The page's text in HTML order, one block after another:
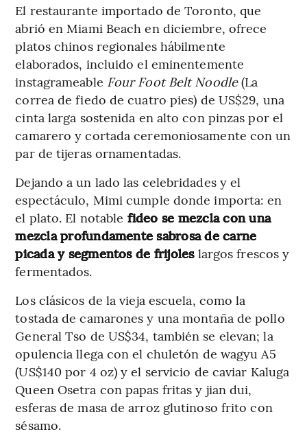
El restaurante importado de Toronto, que
abrió en Miami Beach en diciembre, ofrece
platos chinos regionales hábilmente
elaborados, incluido el eminentemente
instagrameable Four Foot Belt Noodle(La
correa de fiedo de cuatro pies) de US$29, una
cinta larga sostenida en alto con pinzas por el
camarero y cortada ceremoniosamente con un
par de tijeras ornamentadas.
Dejando a un lado las celebridades y el
espectáculo, Mimi cumple donde importa: en
el plato. El notable fideo se mezcla con una
mezcla profundamente sabrosa de carne
picada y segmentos de frijoleslargos frescos y
fermentados.
Los clásicos de la vieja escuela, como la
tostada de camarones y una montaña de pollo
General Tso de US$34, también se elevan; la
opulencia llega con el chuletón de wagyu A5
(US$140 por 4 oz) y el servicio de caviar Kaluga
Queen Osetra con papas fritas y jian dui,
esferas de masa de arroz glutinoso frito con
sésamo.